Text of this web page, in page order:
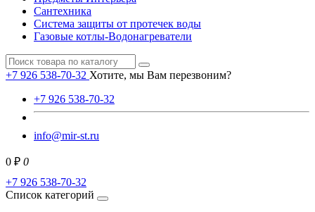
Сантехника
Система защиты от протечек воды
Газовые котлы-Водонагреватели
+7 926 538-70-32 Хотите, мы Вам перезвоним?
+7 926 538-70-32
info@mir-st.ru
0 ₽ 0
+7 926 538-70-32
Список категорий